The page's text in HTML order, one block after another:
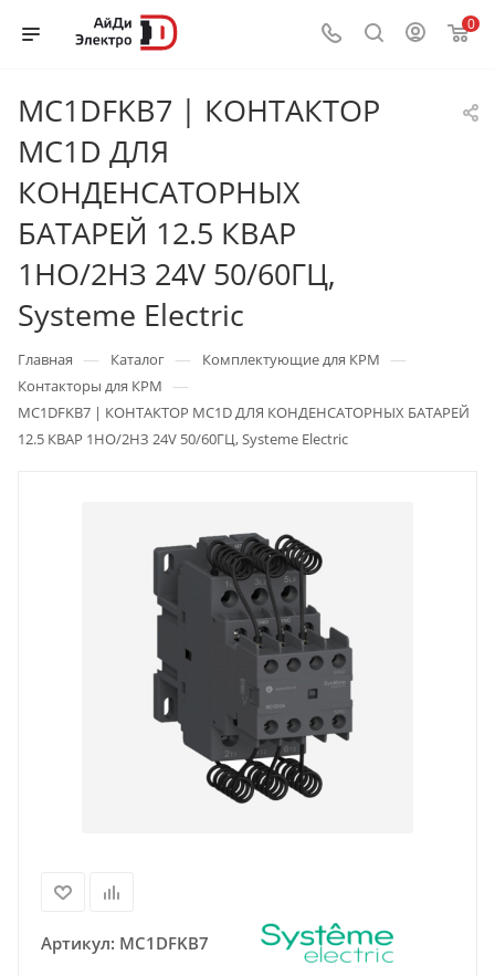
0
MC1DFKB7 | КОНТАКТОР
MC1D ДЛЯ
КОНДЕНСАТОРНЫХ
БАТАРЕЙ 12.5 КВАР
1НО/2НЗ 24V 50/60ГЦ,
Systeme Electric
Главная — Каталог — Комплектующие для КРМ —
Контакторы для КРМ —
MC1DFKB7 | КОНТАКТОР MC1D ДЛЯ КОНДЕНСАТОРНЫХ БАТАРЕЙ
12.5 КВАР 1НО/2НЗ 24V 50/60ГЦ, Systeme Electric
Артикул: MC1DFKB7